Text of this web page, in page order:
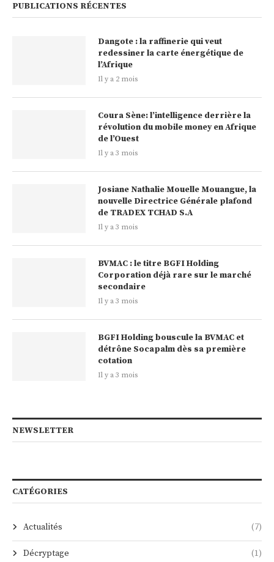
PUBLICATIONS RÉCENTES
Dangote : la raffinerie qui veut
redessiner la carte énergétique de
l’Afrique
Il y a 2 mois
Coura Sène: l’intelligence derrière la
révolution du mobile money en Afrique
de l’Ouest
Il y a 3 mois
Josiane Nathalie Mouelle Mouangue, la
nouvelle Directrice Générale plafond
de TRADEX TCHAD S.A
Il y a 3 mois
BVMAC : le titre BGFI Holding
Corporation déjà rare sur le marché
secondaire
Il y a 3 mois
BGFI Holding bouscule la BVMAC et
détrône Socapalm dès sa première
cotation
Il y a 3 mois
NEWSLETTER
CATÉGORIES
Actualités (7)
Décryptage (1)